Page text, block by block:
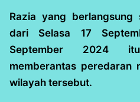
Razia yang berlangsung
dari Selasa 17
September 2024
memberantas peredaran
wilayah tersebut.